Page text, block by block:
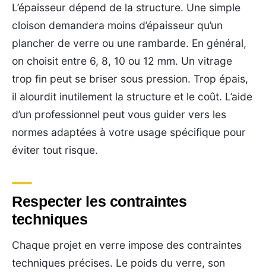
L’épaisseur dépend de la structure. Une simple
cloison demandera moins d’épaisseur qu’un
plancher de verre ou une rambarde. En général,
on choisit entre 6, 8, 10 ou 12 mm. Un vitrage
trop fin peut se briser sous pression. Trop épais,
il alourdit inutilement la structure et le coût. L’aide
d’un professionnel peut vous guider vers les
normes adaptées à votre usage spécifique pour
éviter tout risque.
Respecter les contraintes
techniques
Chaque projet en verre impose des contraintes
techniques précises. Le poids du verre, son